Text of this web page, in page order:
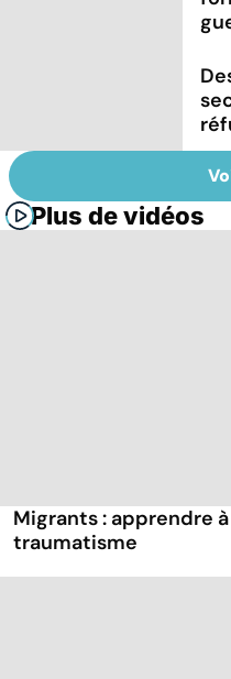
Plus de vidéos
Migrants : apprendre
traumatisme